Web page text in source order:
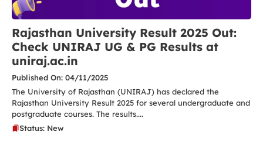
Rajasthan University Result 2025 Out:
Check UNIRAJ UG & PG Results at
uniraj.ac.in
Published On: 04/11/2025
The University of Rajasthan (UNIRAJ) has declared the
Rajasthan University Result 2025 for several undergraduate and
postgraduate courses. The results....
Status: New